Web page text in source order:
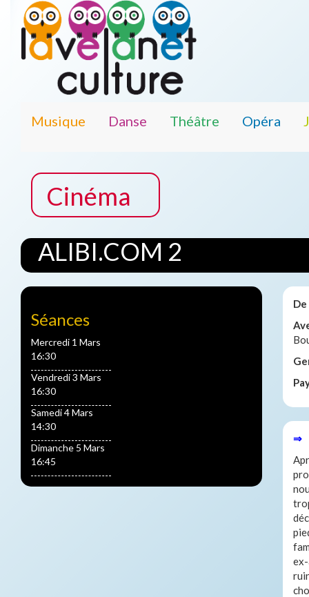
Musique Danse Théâtre Opéra
Cinéma
ALIBI.COM 2
Séances
Mercredi 1 Mars
16:30
Vendredi 3 Mars
16:30
Samedi 4 Mars
14:30
Dimanche 5 Mars
16:45
De
⇒